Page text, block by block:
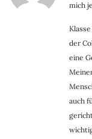
mich
der
eine
auch